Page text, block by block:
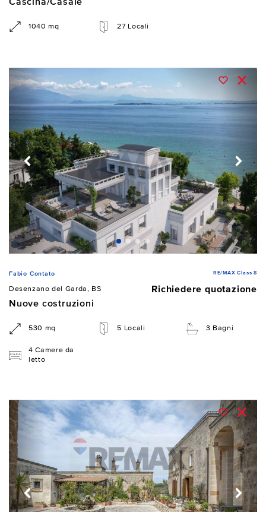
Cascina/Casale
1040 mq 27 Locali
Fabio Contato RE/MAX Class 8
Desenzano del Garda, BS
Richiedere quotazione
Nuove costruzioni
530 mq 5 Locali 3 Bagni
4 Camere da
letto